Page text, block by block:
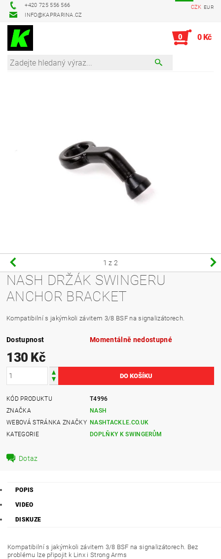
+420 725 556 566
INFO@KAPRARINA.CZ
CZK EUR
0 0 Kč
1 z 2
NASH DRŽÁK SWINGERU
ANCHOR BRACKET
Kompatibilní s jakýmkoli závitem 3/8 BSF na signalizátorech.
Dostupnost Momentálně nedostupné
130 Kč
KÓD PRODUKTU
T4996
ZNAČKA
NASH
WEBOVÁ STRÁNKA ZNAČKY NASHTACKLE.CO.UK
KATEGORIE
DOPLŇKY K SWINGERŮM
Dotaz
POPIS
VIDEO
DISKUZE
Kompatibilní s jakýmkoli závitem 3/8 BSF na signalizátorech. Bez
problému lze připojit k Linx i Strong Arms